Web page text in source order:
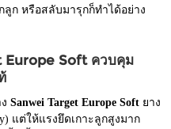
ลูก หรือสลับมารุกก็ทำได้อย่าง
Europe Soft ควบคุม
Sanwei Target Europe Soft ยาง
แต่ให้แรงยึดเกาะลูกสูงมาก